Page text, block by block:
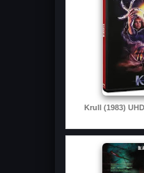
Krull (1983)